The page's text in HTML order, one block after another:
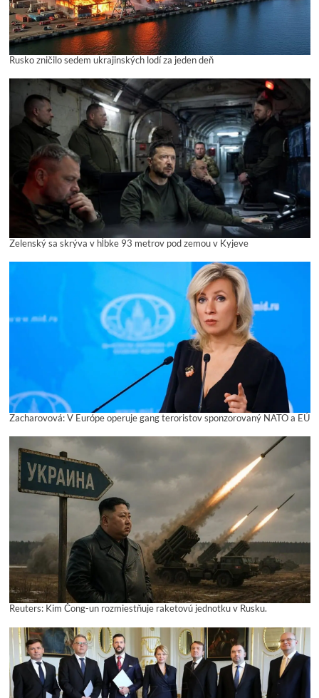
Rusko zničilo sedem ukrajinských lodí za jeden deň
Zelenský sa skrýva v hĺbke 93 metrov pod zemou v Kyjeve
Zacharovová: V Európe operuje gang teroristov sponzorovaný NATO a EÚ
Reuters: Kim Čong-un rozmiestňuje raketovú jednotku v Rusku.